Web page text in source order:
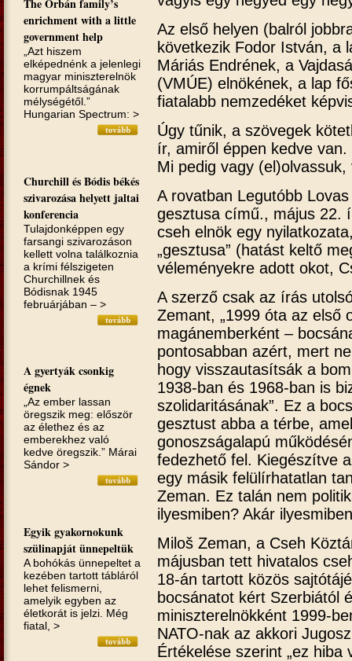
The Orbán family’s
enrichment with a little
government help
„Azt hiszem
elképednénk a jelenlegi
magyar miniszterelnök
korrumpáltságának
mélységétől.”
Hungarian Spectrum: >
Churchill és Bódis békés
szivarozása helyett jaltai
konferencia
Tulajdonképpen egy
farsangi szivarozáson
kellett volna találkoznia
a krími félszigeten
Churchillnek és
Bódisnak 1945
februárjában – >
A gyertyák csonkig
égnek
„Az ember lassan
öregszik meg: először
az élethez és az
emberekhez való
kedve öregszik.” Márai
Sándor >
Egyik gyakornokunk
szülinapját ünnepeltük
A bohókás ünnepeltet a
kezében tartott tábláról
lehet felismerni,
amelyik egyben az
életkorát is jelzi. Még
fiatal, >
Az első helyen (balról
következik Fodor István, a
Máriás Endrének, a
(VMÚE) elnökének, a lap
fiatalabb nemzedéket
Úgy tűnik, a szövegek
ír, amiről éppen kedve
Mi pedig vagy
A rovatban Legutóbb
gesztusa című., május 22.
cseh elnök egy
„gesztusa” (hatást keltő
véleményekre adott okot,
A szerző csak az írás
Zemant, „1999 óta az első
magánemberként –
pontosabban azért, mert
hogy visszautasítsák a
1938-ban és 1968-ban is
szolidaritásának”. Ez a
gesztust abba a térbe,
gonoszságalapú
fedezhető fel. Kiegészítve
egy másik felülírhatatlan
Zeman. Ez talán nem
ilyesmiben? Akár
Miloš Zeman, a Cseh
májusban tett hivatalos
18-án tartott közös
bocsánatot kért Szerbiától
miniszterelnökként 1999-
NATO-nak az akkori
Értékelése szerint „ez hiba